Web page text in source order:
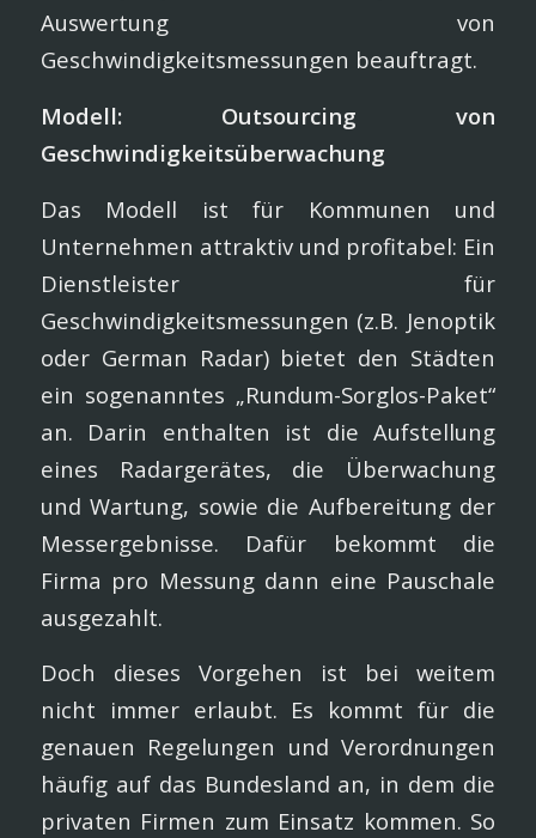
Auswertung von
Geschwindigkeitsmessungen beauftragt.
Modell: Outsourcing von
Geschwindigkeitsüberwachung
Das Modell ist für Kommunen und
Unternehmen attraktiv und profitabel: Ein
Dienstleister für
Geschwindigkeitsmessungen (z.B. Jenoptik
oder German Radar) bietet den Städten
ein sogenanntes „Rundum-Sorglos-Paket“
an. Darin enthalten ist die Aufstellung
eines Radargerätes, die Überwachung
und Wartung, sowie die Aufbereitung der
Messergebnisse. Dafür bekommt die
Firma pro Messung dann eine Pauschale
ausgezahlt.
Doch dieses Vorgehen ist bei weitem
nicht immer erlaubt. Es kommt für die
genauen Regelungen und Verordnungen
häufig auf das Bundesland an, in dem die
privaten Firmen zum Einsatz kommen. So